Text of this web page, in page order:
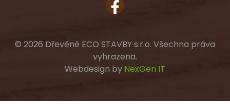
© 2026 Dřevěné ECO STAVBY s.r.o. Všechna práva
vyhrazena.
Webdesign by NexGen IT